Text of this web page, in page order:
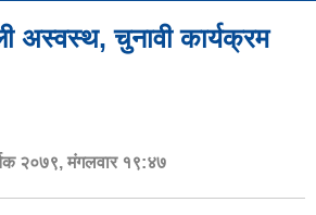
अस्वस्थ, चुनावी कार्यक्रम
२०७९, मंगलवार १९:४७